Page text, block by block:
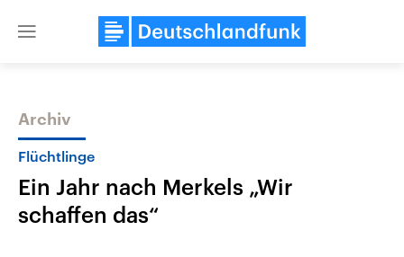
Close
Themen
Archiv
Flüchtlinge
Ein Jahr nach Merkels „Wir
schaffen das“